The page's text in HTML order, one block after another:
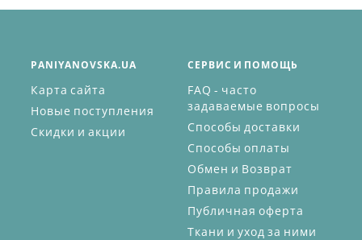
PANIYANOVSKA.UA
Карта сайта
Новые поступления
Скидки и акции
СЕРВИС И ПОМОЩЬ
FAQ - часто
задаваемые вопросы
Способы доставки
Способы оплаты
Обмен и Возврат
Правила продажи
Публичная оферта
Ткани и уход за ними